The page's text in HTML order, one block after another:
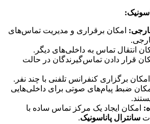
امکان برقراری و مدیریت تماس‌های
انتقال تماس به داخلی‌های دیگر.
قرار دادن تماس‌گیرندگان در حالت
امکان برگزاری کنفرانس تلفنی با چند نفر.
ضبط پیام‌های صوتی برای داخلی‌هایی
امکان ایجاد یک مرکز تماس ساده با
سانترال پاناسونیک.